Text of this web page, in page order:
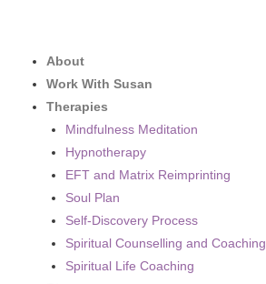
About
Work With Susan
Therapies
Mindfulness Meditation
Hypnotherapy
EFT and Matrix Reimprinting
Soul Plan
Self-Discovery Process
Spiritual Counselling and Coaching
Spiritual Life Coaching